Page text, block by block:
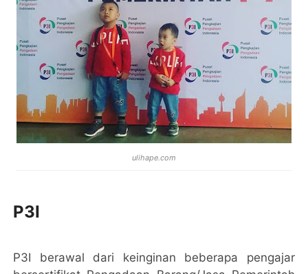
ulihape.com
P3I
P3I berawal dari keinginan beberapa pengajar